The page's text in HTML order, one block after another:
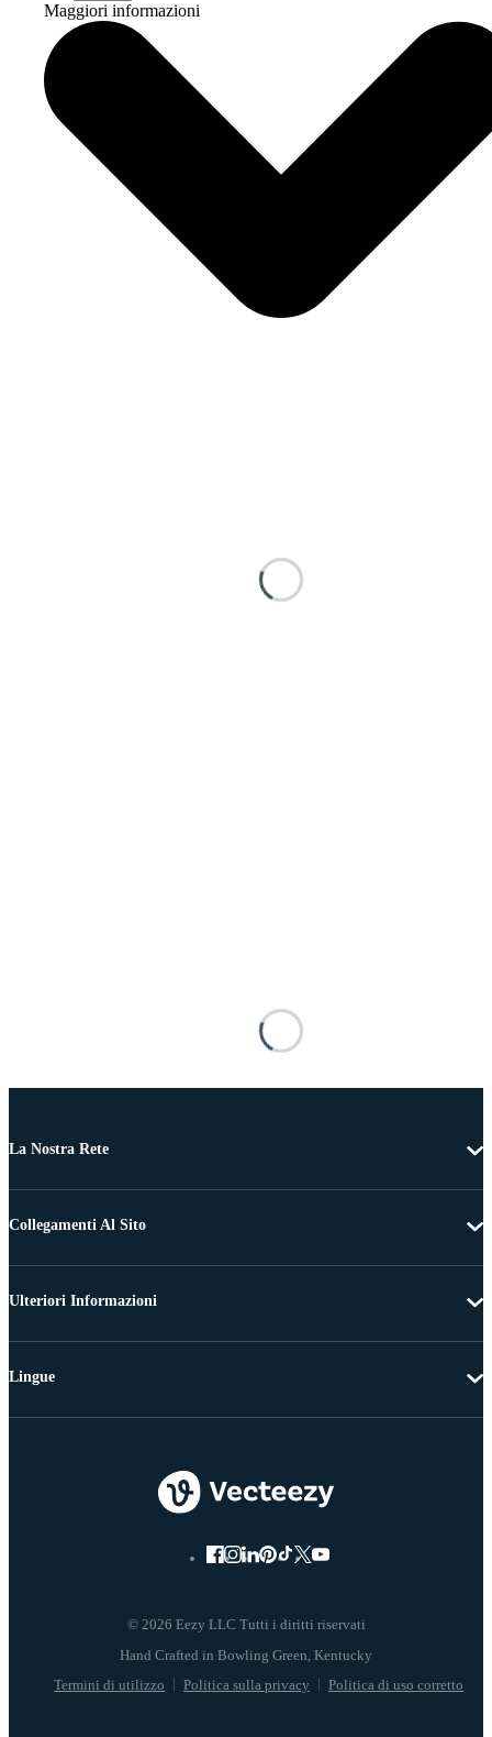
Maggiori informazioni
La Nostra Rete
Collegamenti Al Sito
Ulteriori Informazioni
© 2026 Eezy LLC Tutti i diritti riservati
Termini di utilizzo Politica sulla privacy Politica di uso corretto
Lingue